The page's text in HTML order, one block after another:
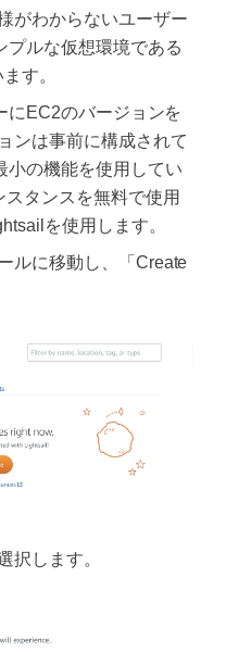
がわからないユーザー
プルな仮想環境である
す。
にEC2のバージョンを
ンは事前に構成されて
小の機能を使用してい
タンスを無料で使用
を使用します。
ルに移動し、「Create
択します。